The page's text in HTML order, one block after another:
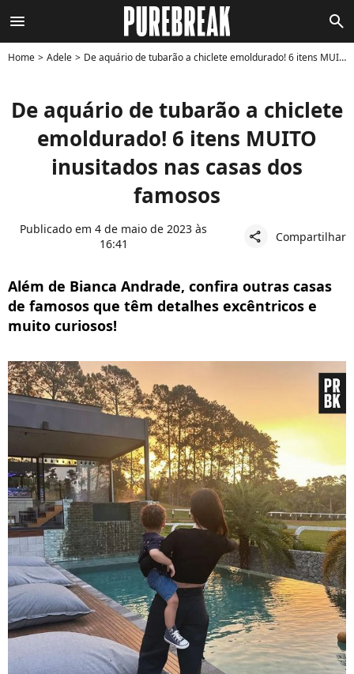
menu search
Home Adele De aquário de tubarão a chiclete emoldurado! 6 itens MUITO inusitados nas casas dos famosos
De aquário de tubarão a chiclete
emoldurado! 6 itens MUITO
inusitados nas casas dos
famosos
Publicado em 4 de maio de 2023 às
16:41
share Compartilhar
Além de Bianca Andrade, confira outras casas
de famosos que têm detalhes excêntricos e
muito curiosos!